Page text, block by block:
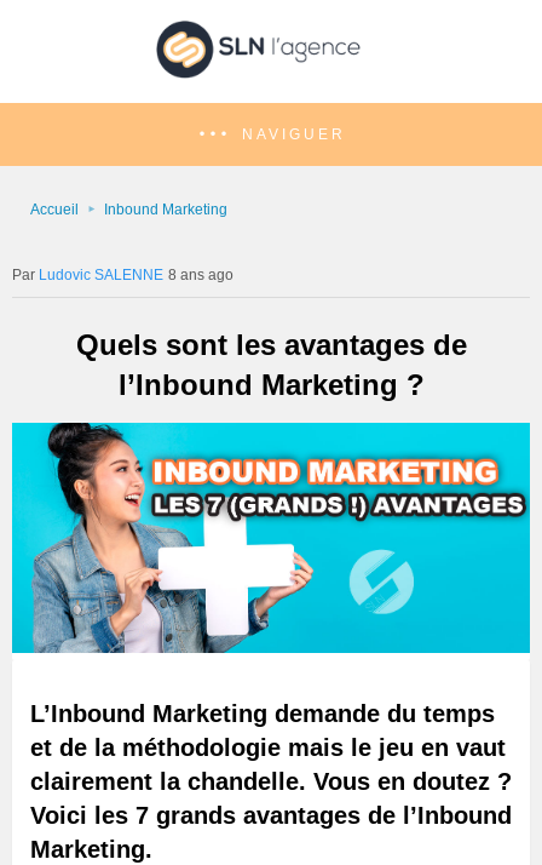
NAVIGUER
Accueil Inbound Marketing
Ludovic SALENNE 8 ans ago
Quels sont les avantages de
l’Inbound Marketing ?
L’Inbound Marketing demande du temps
et de la méthodologie mais le jeu en vaut
clairement la chandelle. Vous en doutez ?
Voici les 7 grands avantages de l’Inbound
Marketing.